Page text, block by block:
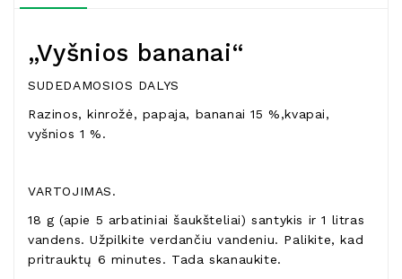
„Vyšnios bananai“
SUDEDAMOSIOS DALYS
Razinos, kinrožė, papaja, bananai 15 %,kvapai,
vyšnios 1 %.
VARTOJIMAS.
18 g (apie 5 arbatiniai šaukšteliai) santykis ir 1 litras
vandens. Užpilkite verdančiu vandeniu. Palikite, kad
pritrauktų 6 minutes. Tada skanaukite.